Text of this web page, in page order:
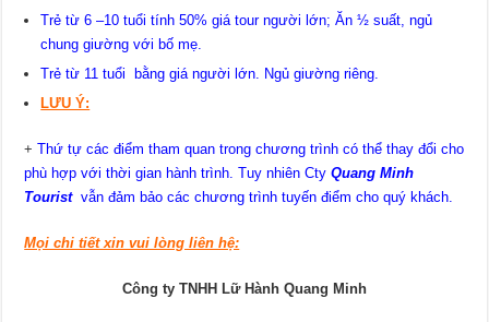
Trẻ từ 6 –10 tuổi tính 50% giá tour người lớn; Ăn ½ suất, ngủ
chung giường với bố mẹ.
Trẻ từ 11 tuổi bằng giá người lớn. Ngủ giường riêng.
LƯU Ý:
+Thứ tự các điểm tham quan trong chương trình có thể thay đổi cho
phù hợp với thời gian hành trình. Tuy nhiên CtyQuang Minh
Tourist vẫn đảm bảo các chương trình tuyến điểm cho quý khách.
Mọi chi tiết xin vui lòng liên hệ:
Công ty TNHH Lữ Hành Quang Minh